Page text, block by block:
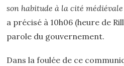
son habitude à la cité
a précisé à 10h06 (heure de
parole du gouvernement.
Dans la foulée de ce